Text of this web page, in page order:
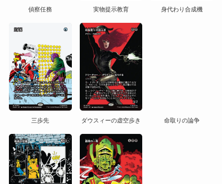
偵察任務 実物提示教育 身代わり合成機
三歩先 ダウスィーの虚空歩き 命取りの論争